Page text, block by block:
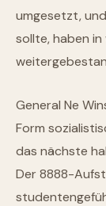
umgesetzt,
sollte, haben
General Ne
Form
das nächste
Der 8888-